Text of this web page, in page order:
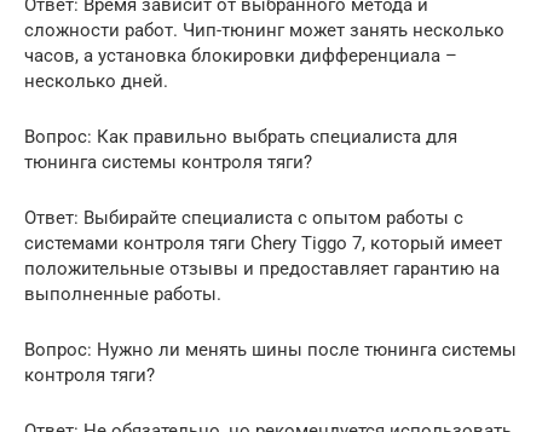
Ответ: Время зависит от выбранного метода и
сложности работ. Чип-тюнинг может занять несколько
часов, а установка блокировки дифференциала –
несколько дней.
Вопрос: Как правильно выбрать специалиста для
тюнинга системы контроля тяги?
Ответ: Выбирайте специалиста с опытом работы с
системами контроля тяги Chery Tiggo 7, который имеет
положительные отзывы и предоставляет гарантию на
выполненные работы.
Вопрос: Нужно ли менять шины после тюнинга системы
контроля тяги?